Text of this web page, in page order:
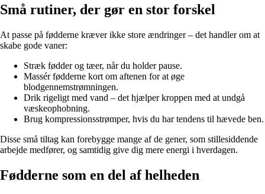
Små rutiner, der gør en stor forskel
At passe på fødderne kræver ikke store ændringer – det handler om at
skabe gode vaner:
Stræk fødder og tæer, når du holder pause.
Massér fødderne kort om aftenen for at øge
blodgennemstrømningen.
Drik rigeligt med vand – det hjælper kroppen med at undgå
væskeophobning.
Brug kompressionsstrømper, hvis du har tendens til hævede ben.
Disse små tiltag kan forebygge mange af de gener, som stillesiddende
arbejde medfører, og samtidig give dig mere energi i hverdagen.
Fødderne som en del af helheden